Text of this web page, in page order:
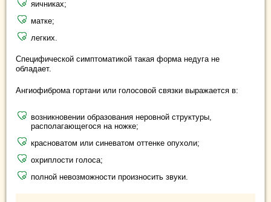
яичниках;
матке;
легких.
Специфической симптоматикой такая форма недуга не
обладает.
Ангиофиброма гортани или голосовой связки выражается в:
возникновении образования неровной структуры,
располагающегося на ножке;
красноватом или синеватом оттенке опухоли;
охриплости голоса;
полной невозможности произносить звуки.